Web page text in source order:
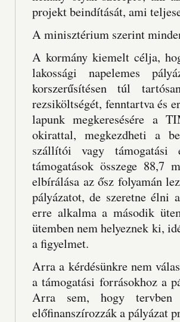
projekt beindítását, ami
A minisztérium szerint
A kormány kiemelt célja,
lakossági napelemes
korszerűsítésen túl
rezsiköltségét, fenntartva és
lapunk megkeresésére a
okirattal, megkezdheti a
szállítói vagy
támogatások összege 88,7
elbírálása az ősz folyamán
pályázatot, de szeretne élni
erre alkalma a második
ütemben nem helyeznek ki,
a figyelmet.
Arra a kérdésünkre nem
a támogatási forrásokhoz a
Arra sem, hogy tervben
előfinanszírozzák a pályázat